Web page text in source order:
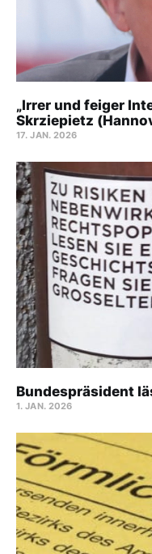
„Irrer und feiger
Skrziepietz
17. JAN. 2026
Bundespräsident
1. JAN. 2026